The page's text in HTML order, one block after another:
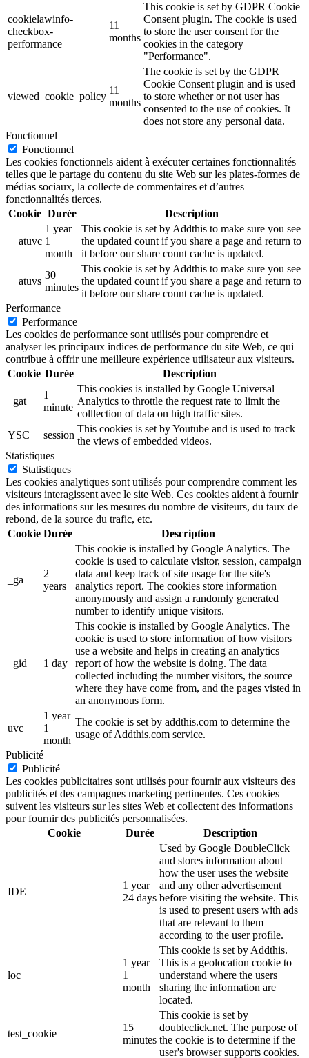
cookielawinfo-
checkbox-
performance
11
months
This cookie is set by GDPR Cookie
Consent plugin. The cookie is used
to store the user consent for the
cookies in the category
"Performance".
viewed_cookie_policy
11
months
The cookie is set by the GDPR
Cookie Consent plugin and is used
to store whether or not user has
consented to the use of cookies. It
does not store any personal data.
Fonctionnel
Fonctionnel
Les cookies fonctionnels aident à exécuter certaines fonctionnalités
telles que le partage du contenu du site Web sur les plates-formes de
médias sociaux, la collecte de commentaires et d’autres
fonctionnalités tierces.
Cookie Durée Description
__atuvc
1 year
1
month
This cookie is set by Addthis to make sure you see
the updated count if you share a page and return to
it before our share count cache is updated.
__atuvs
30
minutes
This cookie is set by Addthis to make sure you see
the updated count if you share a page and return to
it before our share count cache is updated.
Performance
Performance
Les cookies de performance sont utilisés pour comprendre et
analyser les principaux indices de performance du site Web, ce qui
contribue à offrir une meilleure expérience utilisateur aux visiteurs.
Cookie Durée Description
_gat
1
minute
This cookies is installed by Google Universal
Analytics to throttle the request rate to limit the
colllection of data on high traffic sites.
YSC
session
This cookies is set by Youtube and is used to track
the views of embedded videos.
Statistiques
Statistiques
Les cookies analytiques sont utilisés pour comprendre comment les
visiteurs interagissent avec le site Web. Ces cookies aident à fournir
des informations sur les mesures du nombre de visiteurs, du taux de
rebond, de la source du trafic, etc.
Cookie Durée Description
_ga
2
years
This cookie is installed by Google Analytics. The
cookie is used to calculate visitor, session, campaign
data and keep track of site usage for the site's
analytics report. The cookies store information
anonymously and assign a randomly generated
number to identify unique visitors.
_gid 1 day
This cookie is installed by Google Analytics. The
cookie is used to store information of how visitors
use a website and helps in creating an analytics
report of how the website is doing. The data
collected including the number visitors, the source
where they have come from, and the pages visted in
an anonymous form.
uvc
1 year
1
month
The cookie is set by addthis.com to determine the
usage of Addthis.com service.
Publicité
Publicité
Les cookies publicitaires sont utilisés pour fournir aux visiteurs des
publicités et des campagnes marketing pertinentes. Ces cookies
suivent les visiteurs sur les sites Web et collectent des informations
pour fournir des publicités personnalisées.
Cookie
Durée Description
IDE
1 year
24 days
Used by Google DoubleClick
and stores information about
how the user uses the website
and any other advertisement
before visiting the website. This
is used to present users with ads
that are relevant to them
according to the user profile.
loc
1 year
1
month
This cookie is set by Addthis.
This is a geolocation cookie to
understand where the users
sharing the information are
located.
test_cookie
15
minutes
This cookie is set by
doubleclick.net. The purpose of
the cookie is to determine if the
user's browser supports cookies.